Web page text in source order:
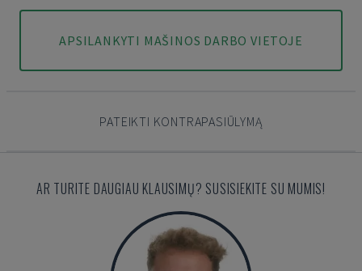
APSILANKYTI MAŠINOS DARBO VIETOJE
PATEIKTI KONTRAPASIŪLYMĄ
AR TURITE DAUGIAU KLAUSIMŲ? SUSISIEKITE SU MUMIS!